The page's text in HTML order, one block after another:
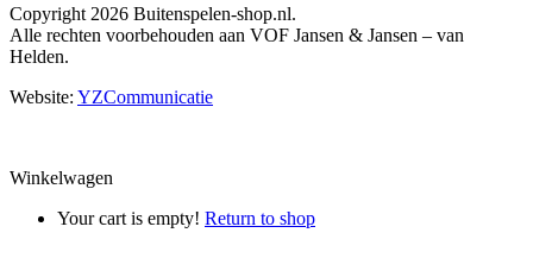
Copyright 2026 Buitenspelen-shop.nl.
Alle rechten voorbehouden aan VOF Jansen & Jansen – van
Helden.
Website: YZCommunicatie
Winkelwagen
Your cart is empty! Return to shop